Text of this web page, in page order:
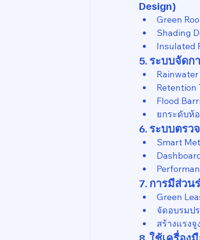
Design)
Green
Shading
Insulated
5. ระบบจัดก
Retention
Flood
ยกระดับห้
6. ระบบตรว
Smart
7. การมีส่วน
Green
จัดอบรมป
สร้างแรง